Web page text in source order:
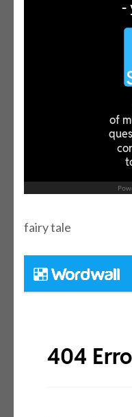
fairy tale